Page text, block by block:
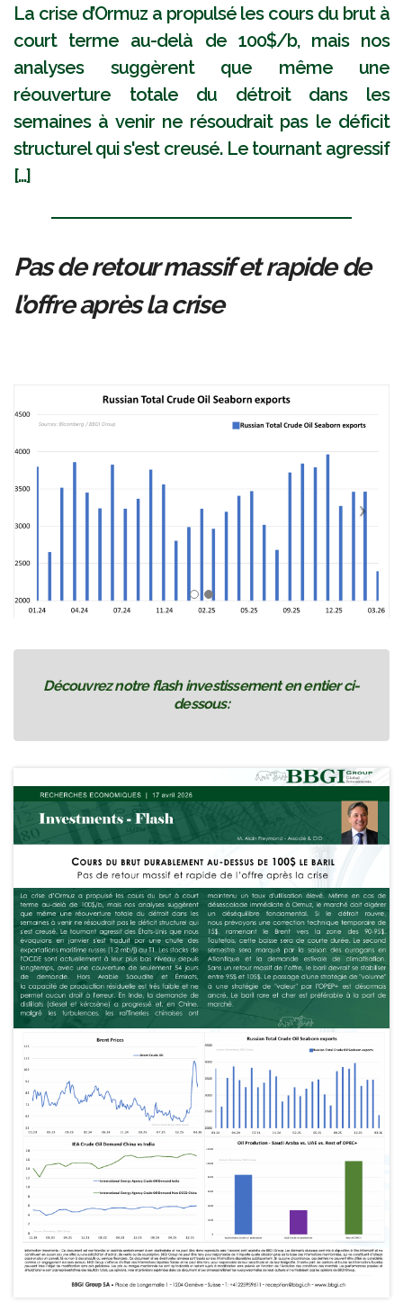
La crise d’Ormuz a propulsé les cours du brut à
court terme au-delà de 100$/b, mais nos
analyses suggèrent que même une
réouverture totale du détroit dans les
semaines à venir ne résoudrait pas le déficit
structurel qui s'est creusé. Le tournant agressif
[...]
Pas de retour massif et rapide de
l’offre après la crise
Découvrez notre flash investissement en entier ci-
dessous: